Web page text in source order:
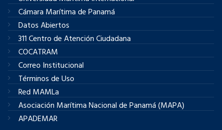
Cámara Marítima de Panamá
Datos Abiertos
311 Centro de Atención Ciudadana
COCATRAM
Correo Institucional
Términos de Uso
Red MAMLa
Asociación Marítima Nacional de Panamá (MAPA)
APADEMAR